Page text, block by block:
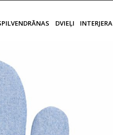
DVIEĻI